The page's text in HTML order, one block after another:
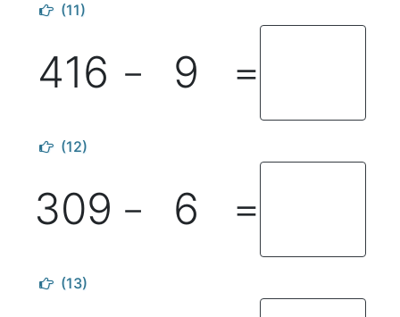
(11)
416 － 9 ＝
(12)
309 － 6 ＝
(13)